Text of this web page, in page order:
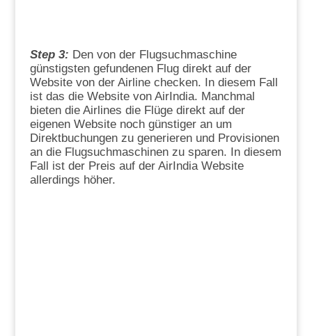
Step 3: Den von der Flugsuchmaschine
günstigsten gefundenen Flug direkt auf der
Website von der Airline checken. In diesem Fall
ist das die Website von AirIndia. Manchmal
bieten die Airlines die Flüge direkt auf der
eigenen Website noch günstiger an um
Direktbuchungen zu generieren und Provisionen
an die Flugsuchmaschinen zu sparen. In diesem
Fall ist der Preis auf der AirIndia Website
allerdings höher.